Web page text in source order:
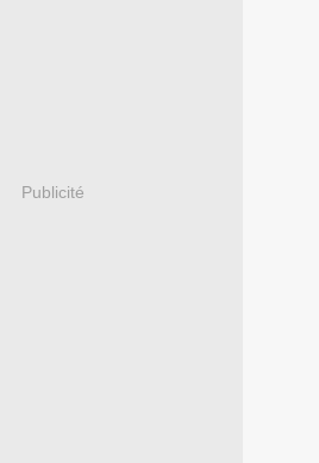
Publicité